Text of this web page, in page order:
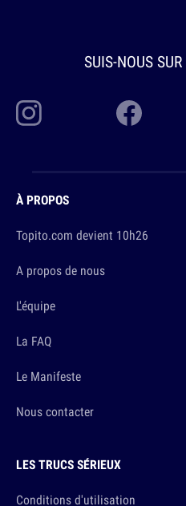
SUIS-NOUS SUR
À PROPOS
Topito.com devient 10h26
A propos de nous
L'équipe
La FAQ
Le Manifeste
Nous contacter
LES TRUCS SÉRIEUX
Conditions d'utilisation